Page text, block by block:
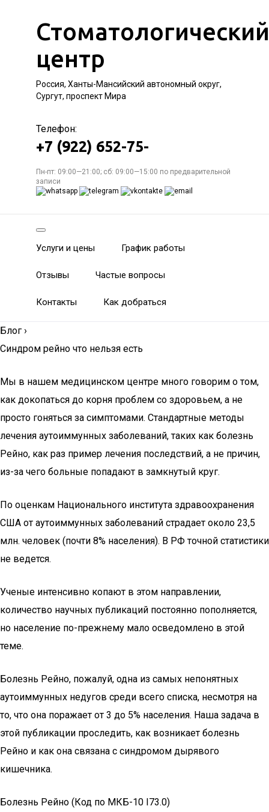
Стоматологический
центр
Россия, Ханты-Мансийский автономный округ,
Сургут, проспект Мира
Телефон:
+7 (922) 652-75-
Пн-пт: 09:00—21:00; сб: 09:00—15:00 по предварительной
записи
Услуги и цены График работы
Отзывы Частые вопросы
Контакты Как добраться
Блог ›
Синдром рейно что нельзя есть
Мы в нашем медицинском центре много говорим о том,
как докопаться до корня проблем со здоровьем, а не
просто гоняться за симптомами. Стандартные методы
лечения аутоиммунных заболеваний, таких как болезнь
Рейно, как раз пример лечения последствий, а не причин,
из-за чего больные попадают в замкнутый круг.
По оценкам Национального института здравоохранения
США от аутоиммунных заболеваний страдает около 23,5
млн. человек (почти 8% населения). В РФ точной статистики
не ведется.
Ученые интенсивно копают в этом направлении,
количество научных публикаций постоянно пополняется,
но население по-прежнему мало осведомлено в этой
теме.
Болезнь Рейно, пожалуй, одна из самых непонятных
аутоиммунных недугов среди всего списка, несмотря на
то, что она поражает от 3 до 5% населения. Наша задача в
этой публикации проследить, как возникает болезнь
Рейно и как она связана с синдромом дырявого
кишечника.
Болезнь Рейно (Код по МКБ-10 I73.0)